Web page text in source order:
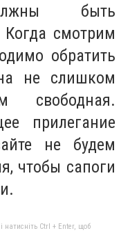
быть
Когда смотрим
обратить
не слишком
прилегание
не будем
чтобы сапоги
натисніть Ctrl + Enter, щоб